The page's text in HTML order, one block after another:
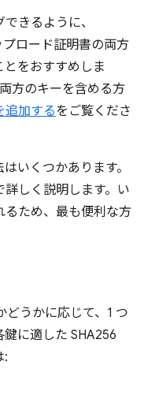
きるように、
ロード証明書の両方
をおすすめしま
方のキーを含める方
追加するをご覧くださ
いくつかあります。
しく説明します。い
るため、最も便利な方
どうかに応じて、1 つ
に適した SHA256
: